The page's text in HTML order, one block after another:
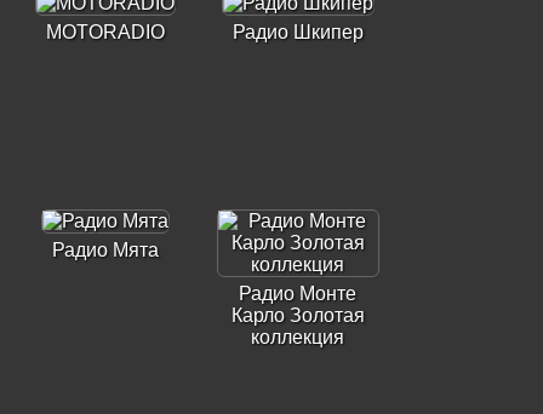
MOTORADIO Радио Шкипер
Радио Мята
Радио Монте
Карло Золотая
коллекция